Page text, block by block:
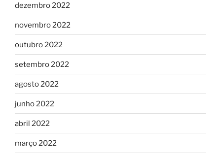
dezembro 2022
novembro 2022
outubro 2022
setembro 2022
agosto 2022
junho 2022
abril 2022
março 2022